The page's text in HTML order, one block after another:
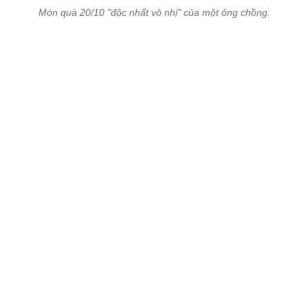
Món quà 20/10 "độc nhất vô nhị" của một ông chồng.